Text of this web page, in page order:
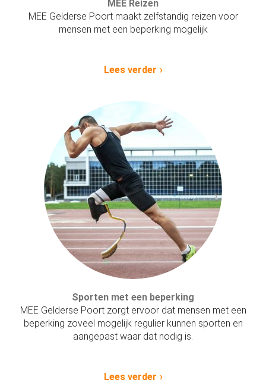
MEE Reizen
MEE Gelderse Poort maakt zelfstandig reizen voor
mensen met een beperking mogelijk
Lees verder
Sporten met een beperking
MEE Gelderse Poort zorgt ervoor dat mensen met een
beperking zoveel mogelijk regulier kunnen sporten en
aangepast waar dat nodig is.
Lees verder